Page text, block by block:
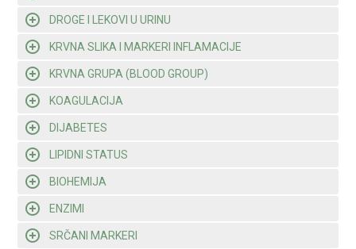
DROGE I LEKOVI U URINU
KRVNA SLIKA I MARKERI INFLAMACIJE
KRVNA GRUPA (BLOOD GROUP)
KOAGULACIJA
DIJABETES
LIPIDNI STATUS
BIOHEMIJA
ENZIMI
SRČANI MARKERI